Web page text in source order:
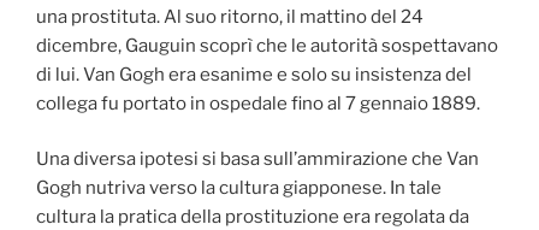
una prostituta. Al suo ritorno, il mattino del 24
dicembre, Gauguin scoprì che le autorità sospettavano
di lui. Van Gogh era esanime e solo su insistenza del
collega fu portato in ospedale fino al 7 gennaio 1889.
Una diversa ipotesi si basa sull’ammirazione che Van
Gogh nutriva verso la cultura giapponese. In tale
cultura la pratica della prostituzione era regolata da